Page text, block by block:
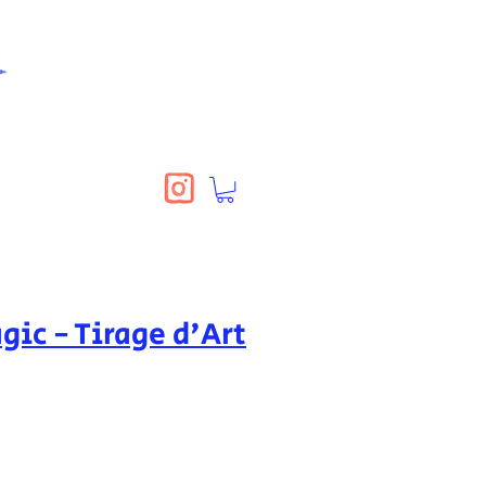
- Tirage d'Art